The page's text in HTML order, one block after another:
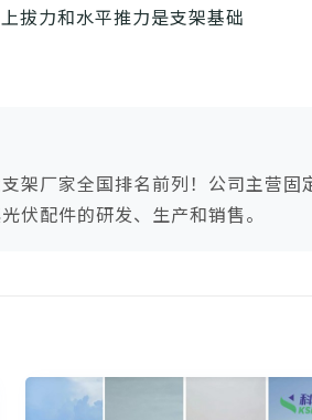
拔力和水平推力是支架基础
架厂家全国排名前列！公司主营固
伏配件的研发、生产和销售。